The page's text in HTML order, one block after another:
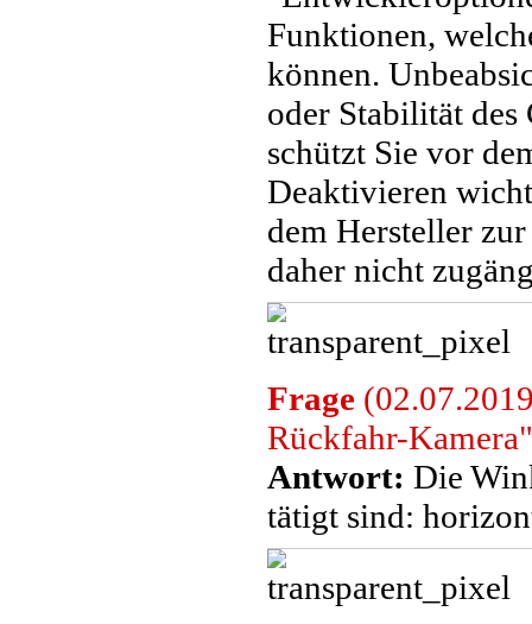
Funktionen,
können.
oder Stabilität des
schützt Sie vor
Deaktivieren
dem Hersteller
daher nicht
Frage
Rückfahr-
Antwort: Die
tätigt sind: